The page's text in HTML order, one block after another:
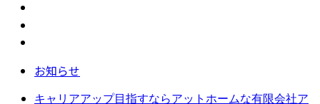
お知らせ
キャリアアップ目指すならアットホームな有限会社ア